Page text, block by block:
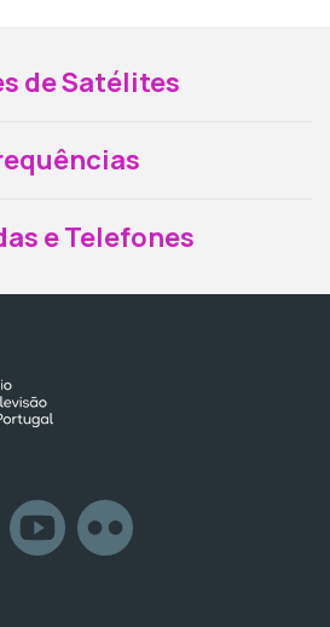
de Satélites
e Telefones